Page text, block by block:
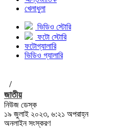
খেলাধুলা
ভিডিও স্টোরি
ফটো স্টোরি
ফটোগ্যালারি
ভিডিও গ্যালারি
/
জাতীয়
নিউজ ডেস্ক
১৯ জুলাই ২০২৩, ৬:২১ অপরাহ্ন
অনলাইন সংস্করণ